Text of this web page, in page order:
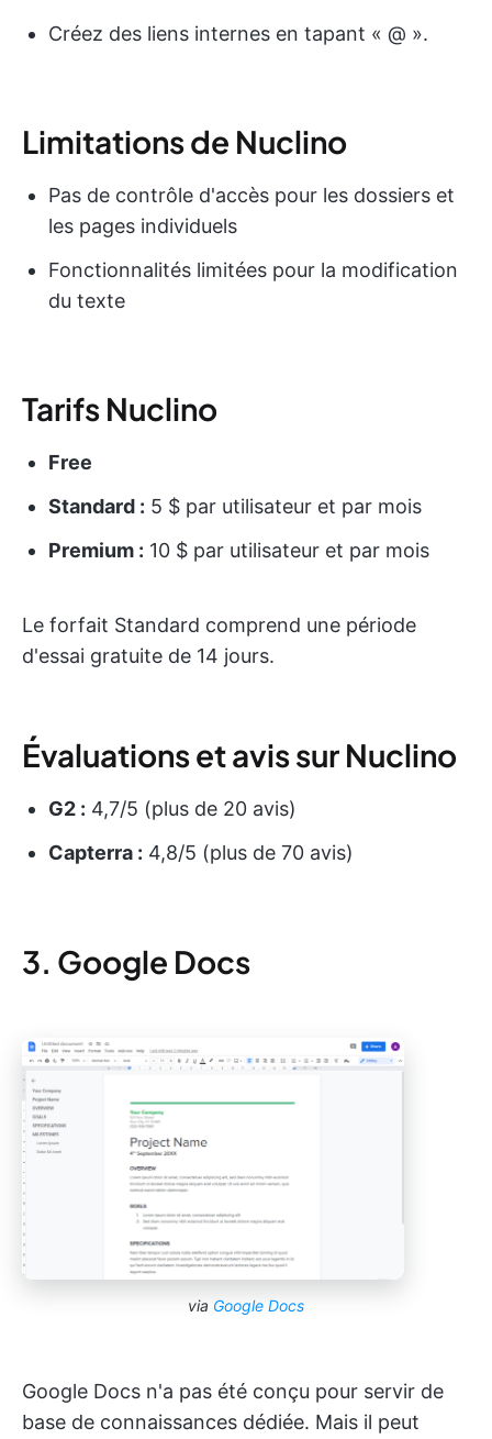
Créez des liens internes en tapant « @ ».
Limitations de Nuclino
Pas de contrôle d'accès pour les dossiers et
les pages individuels
Fonctionnalités limitées pour la modification
du texte
Tarifs Nuclino
Free
Standard : 5 $ par utilisateur et par mois
Premium : 10 $ par utilisateur et par mois
Le forfait Standard comprend une période
d'essai gratuite de 14 jours.
Évaluations et avis sur Nuclino
G2 : 4,7/5 (plus de 20 avis)
Capterra : 4,8/5 (plus de 70 avis)
3. Google Docs
via Google Docs
Google Docs n'a pas été conçu pour servir de
base de connaissances dédiée. Mais il peut